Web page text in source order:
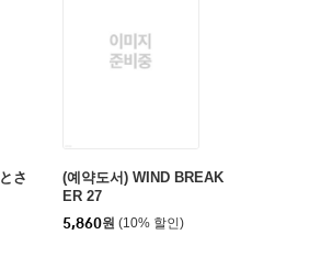
さ
(예약도서) WIND BREAK
ER 27
5,860원 (10% 할인)